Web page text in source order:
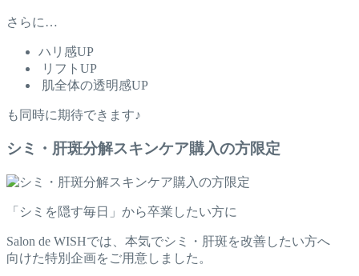
さらに…
ハリ感UP
リフトUP
肌全体の透明感UP
も同時に期待できます♪
シミ・肝斑分解スキンケア購入の方限定
「シミを隠す毎日」から卒業したい方に
Salon de WISHでは、本気でシミ・肝斑を改善したい方へ
向けた特別企画をご用意しました。